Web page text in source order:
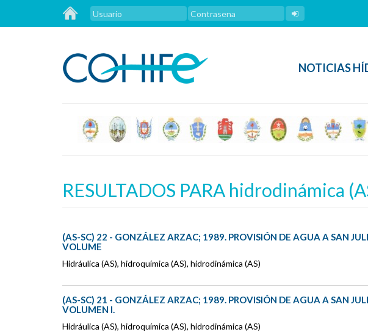
NOTICIAS
RESULTADOS PARA hidrodinámica
(AS-SC) 22 - GONZÁLEZ ARZAC; 1989. PROVISIÓN DE AGUA A SAN
VOLUME
Hidráulica (AS), hidroquímica (AS), hidrodinámica (AS)
(AS-SC) 21 - GONZÁLEZ ARZAC; 1989. PROVISIÓN DE AGUA A SAN
VOLUMEN I.
Hidráulica (AS), hidroquímica (AS), hidrodinámica (AS)